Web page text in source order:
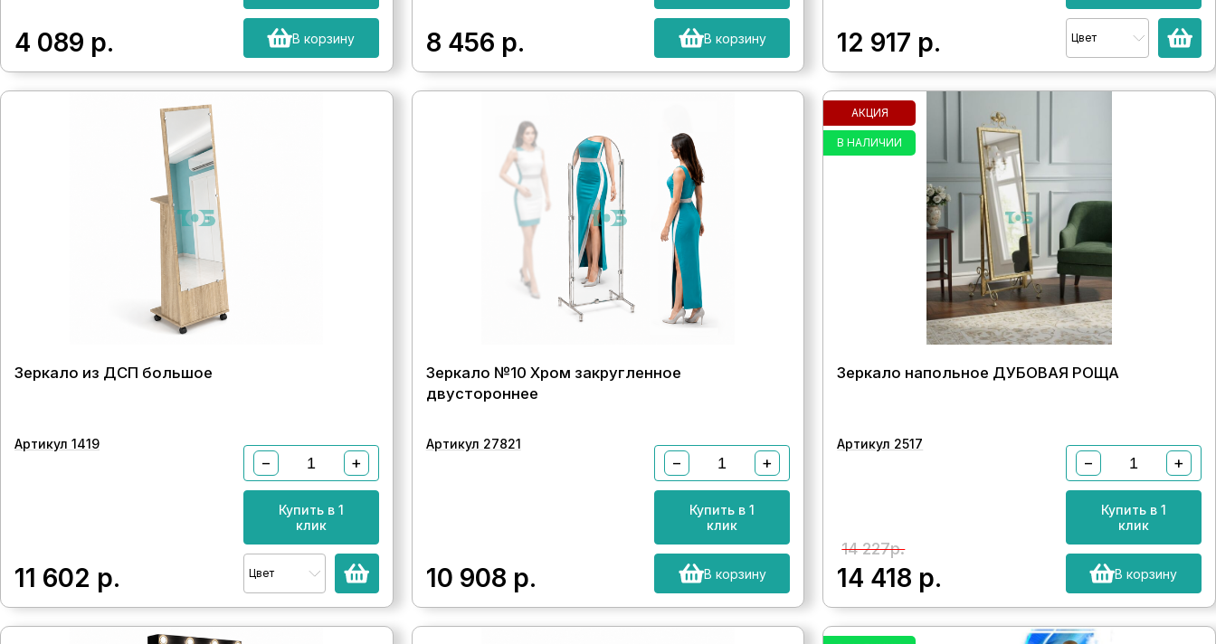
4 089 р. В корзину 8 456 р. В корзину 12 917 р. Цвет
Зеркало из ДСП большое
Артикул 1419
11 602 р.
− +
Купить в 1
клик
Цвет
Зеркало №10 Хром закругленное
двустороннее
Артикул 27821
10 908 р.
− +
Купить в 1
клик
В корзину
АКЦИЯ
В НАЛИЧИИ
Зеркало напольное ДУБОВАЯ РОЩА
Артикул 2517
14 227р.
14 418 р.
− +
Купить в 1
клик
В корзину